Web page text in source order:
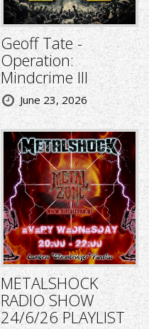
Geoff Tate -
Operation:
Mindcrime III
June 23, 2026
METALSHOCK
RADIO SHOW
24/6/26 PLAYLIST